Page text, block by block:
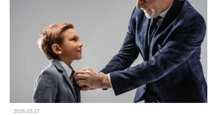
2026.03.27